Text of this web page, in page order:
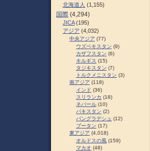
北海道人 (1,155)
国際 (4,294)
JICA(195)
アジア (4,032)
中央アジア (77)
ウズベキスタン (9)
カザフスタン (6)
キルギス (15)
タジキスタン (7)
トルクメニスタン (3)
南アジア (118)
インド (36)
スリランカ (18)
ネパール (10)
パキスタン (2)
バングラデシュ (12)
ブータン (17)
東アジア (4,018)
オルドスの風 (159)
マカオ (48)